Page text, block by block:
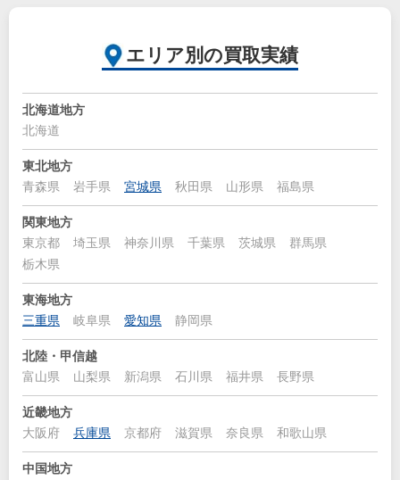
エリア別の買取実績
北海道地方
北海道
東北地方
青森県
岩手県 宮城県 秋田県 山形県 福島県
関東地方
東京都
埼玉県 神奈川県 千葉県 茨城県
群馬県
栃木県
東海地方
三重県
岐阜県 愛知県 静岡県
北陸・甲信越
富山県
山梨県 新潟県 石川県 福井県 長野県
近畿地方
大阪府
兵庫県 京都府 滋賀県 奈良県 和歌山県
中国地方